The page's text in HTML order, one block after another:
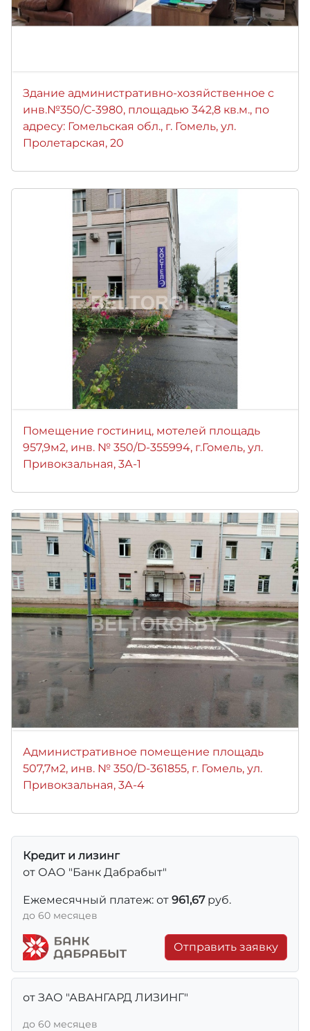
Здание административно-хозяйственное с
инв.№350/С-3980, площадью 342,8 кв.м., по
адресу: Гомельская обл., г. Гомель, ул.
Пролетарская, 20
Помещение гостиниц, мотелей площадь
957,9м2, инв. № 350/D-355994, г.Гомель, ул.
Привокзальная, 3А-1
Административное помещение площадь
507,7м2, инв. № 350/D-361855, г. Гомель, ул.
Привокзальная, 3А-4
Кредит и лизинг
от ОАО "Банк Дабрабыт"
Ежемесячный платеж: от 961,67руб.
до 60 месяцев
Отправить заявку
от ЗАО "АВАНГАРД ЛИЗИНГ"
до 60 месяцев